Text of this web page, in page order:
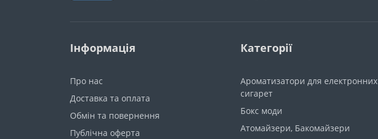
Інформація
Про нас
Доставка та оплата
Обмін та повернення
Публічна оферта
Категорії
Ароматизатори для електронних
сигарет
Бокс моди
Атомайзери, Бакомайзери